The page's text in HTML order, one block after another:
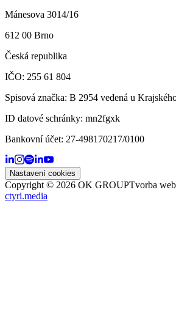
Mánesova 3014/16
612 00 Brno
Česká republika
IČO: 255 61 804
Spisová značka: B 2954 vedená u
ID datové schránky: mn2fgxk
Bankovní účet: 27-498170217/0100
Nastavení cookies
Copyright © 2026 OK GROUPTvorba
ctyri.media